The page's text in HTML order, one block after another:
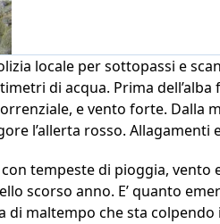
locale per sottopassi e
di acqua. Prima
e vento forte. Dalla
l’allerta rosso. Allagamenti
tempeste di pioggia, vento
scorso anno. E’ quanto
di maltempo che sta